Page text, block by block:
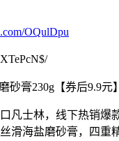
OQulDpu
砂膏230g【券后9.9元】
凡士林，线下热销爆
滑海盐磨砂膏，四重